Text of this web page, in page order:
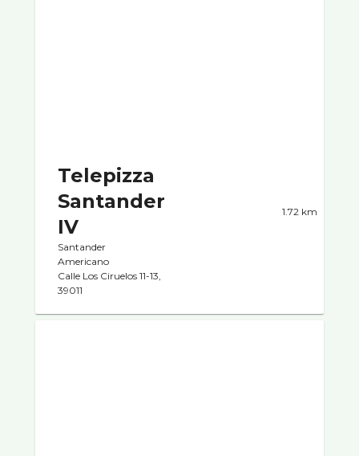
Telepizza
Santander
IV
Santander
Americano
Calle Los Ciruelos 11-13,
39011
1.72 km